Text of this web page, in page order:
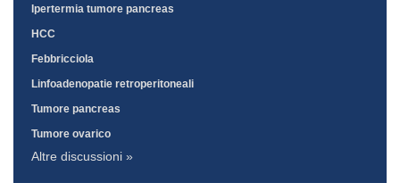
Ipertermia tumore pancreas
HCC
Febbricciola
Linfoadenopatie retroperitoneali
Tumore pancreas
Tumore ovarico
Altre discussioni »